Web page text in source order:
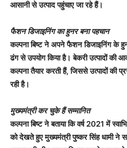
आसानी से उत्पाद पहुंचाए जा रहे हैं।
फैशन डिजाइनिंग का हुनर बना पहचान
कल्पना बिष्ट ने अपने फैशन डिजाइनिंग के
ढंग से उपयोग किया है। बेकरी उत्पादों की
कल्पना तैयार करती हैं, जिससे उत्पादों की
रही है।
मुख्यमंत्री कर चुके हैं सम्मानित
कल्पना बिष्ट ने बताया कि वर्ष 2021 में
को देखते हुए मुख्यमंत्री पुष्कर सिंह धामी ने